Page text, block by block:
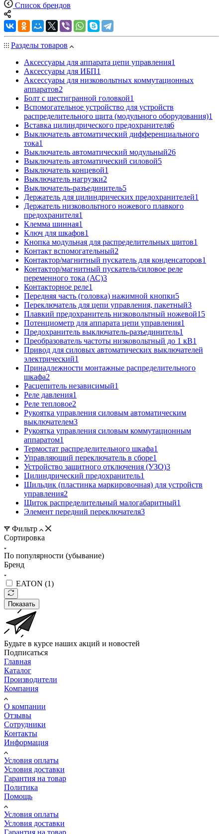
Список брендов
Разделы товаров
Аксессуары для аппарата цепи управления1
Аксессуары для ИБП1
Аксессуары для низковольтных коммутационных
аппаратов2
Болт с шестигранной головкой1
Вспомогательное устройство для устройств
распределительного щита (модульного оборудования)1
Вставка цилиндрического предохранителя6
Выключатель автоматический дифференциального
тока1
Выключатель автоматический модульный26
Выключатель автоматический силовой5
Выключатель концевой1
Выключатель нагрузки2
Выключатель-разъединитель5
Держатель для цилиндрических предохранителей1
Держатель низковольтного ножевого плавкого
предохранителя1
Клемма шинная1
Ключ для шкафов1
Кнопка модульная для распределительных щитов1
Контакт вспомогательный2
Контактор/магнитный пускатель для конденсаторов1
Контактор/магнитный пускатель/силовое реле
переменного тока (АС)3
Контакторное реле1
Передняя часть (головка) нажимной кнопки5
Переключатель для цепи управления, пакетный3
Плавкий предохранитель низковольтный ножевой15
Потенциометр для аппарата цепи управления1
Предохранитель выключатель-разъединитель1
Преобразователь частоты низковольтный до 1 кВ1
Привод для силовых автоматических выключателей
электрический1
Принадлежности монтажные распределительного
шкафа2
Расцепитель независимый1
Реле давления1
Реле тепловое2
Рукоятка управления силовым автоматическим
выключателем3
Рукоятка управления силовым коммутационным
аппаратом1
Термостат распределительного шкафа1
Управляющий переключатель в сборе1
Устройство защитного отключения (УЗО)3
Цилиндрический предохранитель1
Шильдик (пластинка маркировочная) для устройств
управления2
Щиток распределительный малогабаритный1
Элемент передний переключателя3
Фильтр
Сортировка
По популярности (убывание)
Бренд
EATON (1)
Показать
Будьте в курсе наших акций и новостей
Подписаться
Главная
Каталог
Производители
Компания
О компании
Отзывы
Сотрудники
Контакты
Информация
Условия оплаты
Условия доставки
Гарантия на товар
Политика
Помощь
Условия оплаты
Условия доставки
Гарантия на товар